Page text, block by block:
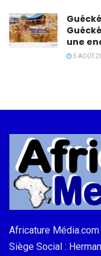
une
5 AOÛT
Africature Média.com
Siège Social :